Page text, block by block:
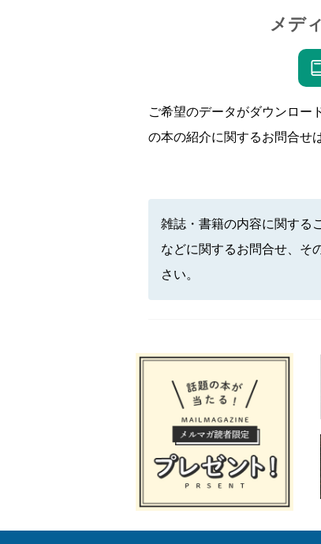
メデ
ご希望のデータがダウンロー
の本の紹介に関するお問合せ
雑誌・書籍の内容に関する
などに関するお問合せ、そ
さい。